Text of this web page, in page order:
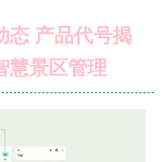
产品代号揭
慧景区管理